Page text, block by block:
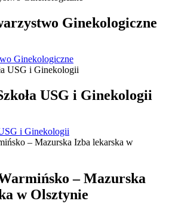
Ginekologiczne
Ginekologiczne
USG i Ginekologii
i Ginekologii
– Mazurska
w Olsztynie